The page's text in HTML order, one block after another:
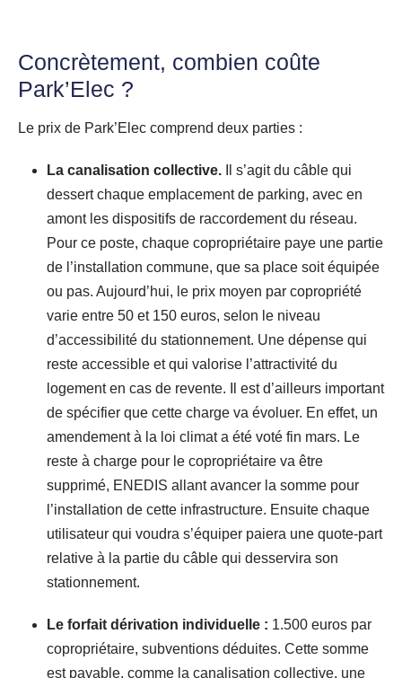
Concrètement, combien coûte
Park’Elec ?
Le prix de Park’Elec comprend deux parties :
La canalisation collective. Il s’agit du câble qui
dessert chaque emplacement de parking, avec en
amont les dispositifs de raccordement du réseau.
Pour ce poste, chaque copropriétaire paye une partie
de l’installation commune, que sa place soit équipée
ou pas. Aujourd’hui, le prix moyen par copropriété
varie entre 50 et 150 euros, selon le niveau
d’accessibilité du stationnement. Une dépense qui
reste accessible et qui valorise l’attractivité du
logement en cas de revente. Il est d’ailleurs important
de spécifier que cette charge va évoluer. En effet, un
amendement à la loi climat a été voté fin mars. Le
reste à charge pour le copropriétaire va être
supprimé, ENEDIS allant avancer la somme pour
l’installation de cette infrastructure. Ensuite chaque
utilisateur qui voudra s’équiper paiera une quote-part
relative à la partie du câble qui desservira son
stationnement.
Le forfait dérivation individuelle : 1.500 euros par
copropriétaire, subventions déduites. Cette somme
est payable, comme la canalisation collective, une